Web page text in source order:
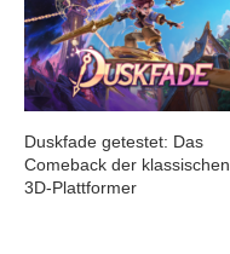
Duskfade getestet: Das
Comeback der klassischen
3D-Plattformer